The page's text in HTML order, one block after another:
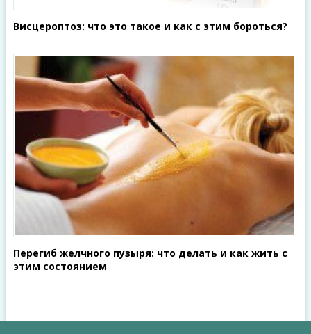
Висцероптоз: что это такое и как с этим бороться?
Перегиб желчного пузыря: что делать и как жить с
этим состоянием